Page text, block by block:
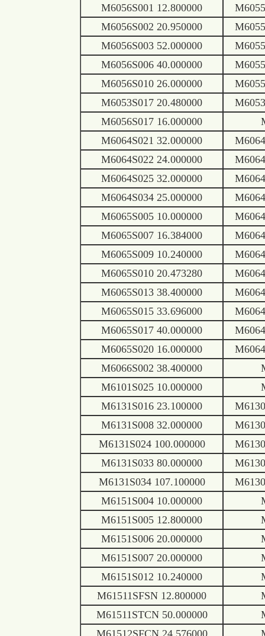
M6056S001 12.800000
M6056S002 20.950000
M6056S003 52.000000
M6056S006 40.000000
M6056S010 26.000000
M6053S017 20.480000
M6056S017 16.000000
M6064S021 32.000000
M6064S022 24.000000
M6064S025 32.000000
M6064S034 25.000000
M6065S005 10.000000
M6065S007 16.384000
M6065S009 10.240000
M6065S010 20.473280
M6065S013 38.400000
M6065S015 33.696000
M6065S017 40.000000
M6065S020 16.000000
M6066S002 38.400000
M6101S025 10.000000
M6131S016 23.100000
M6131S008 32.000000
M6131S024 100.000000
M6131S033 80.000000
M6131S034 107.100000
M6151S004 10.000000
M6151S005 12.800000
M6151S006 20.000000
M6151S007 20.000000
M6151S012 10.240000
M61511SFSN 12.800000
M61511STCN 50.000000
M61512SFCN 24.576000